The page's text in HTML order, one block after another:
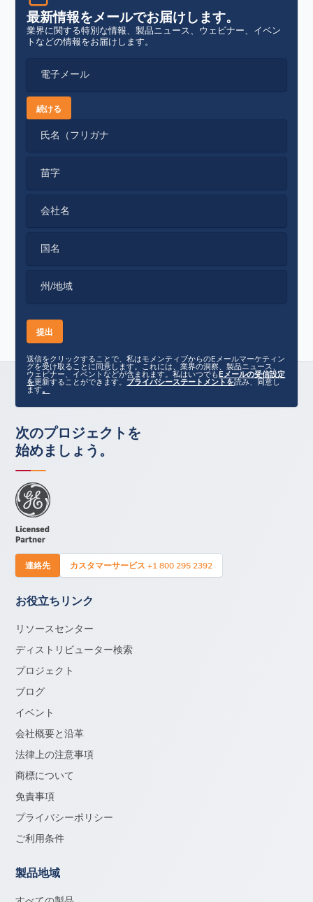
最新情報をメールでお届けします。
業界に関する特別な情報、製品ニュース、ウェビナー、イベン
トなどの情報をお届けします。
電子メール
続ける
氏名（フリガナ
苗字
会社名
国名
州/地域
送信をクリックすることで、私はモメンティブからのEメールマーケティン
グを受け取ることに同意します。これには、業界の洞察、製品ニュース、
ウェビナー、イベントなどが含まれます。私はいつでもEメールの受信設定
を更新することができます。 プライバシーステートメントを読み、同意し
ます。
次のプロジェクトを
始めましょう。
連絡先 カスタマーサービス +1 800 295 2392
お役立ちリンク
リソースセンター
ディストリビューター検索
プロジェクト
ブログ
イベント
会社概要と沿革
法律上の注意事項
商標について
免責事項
プライバシーポリシー
ご利用条件
製品地域